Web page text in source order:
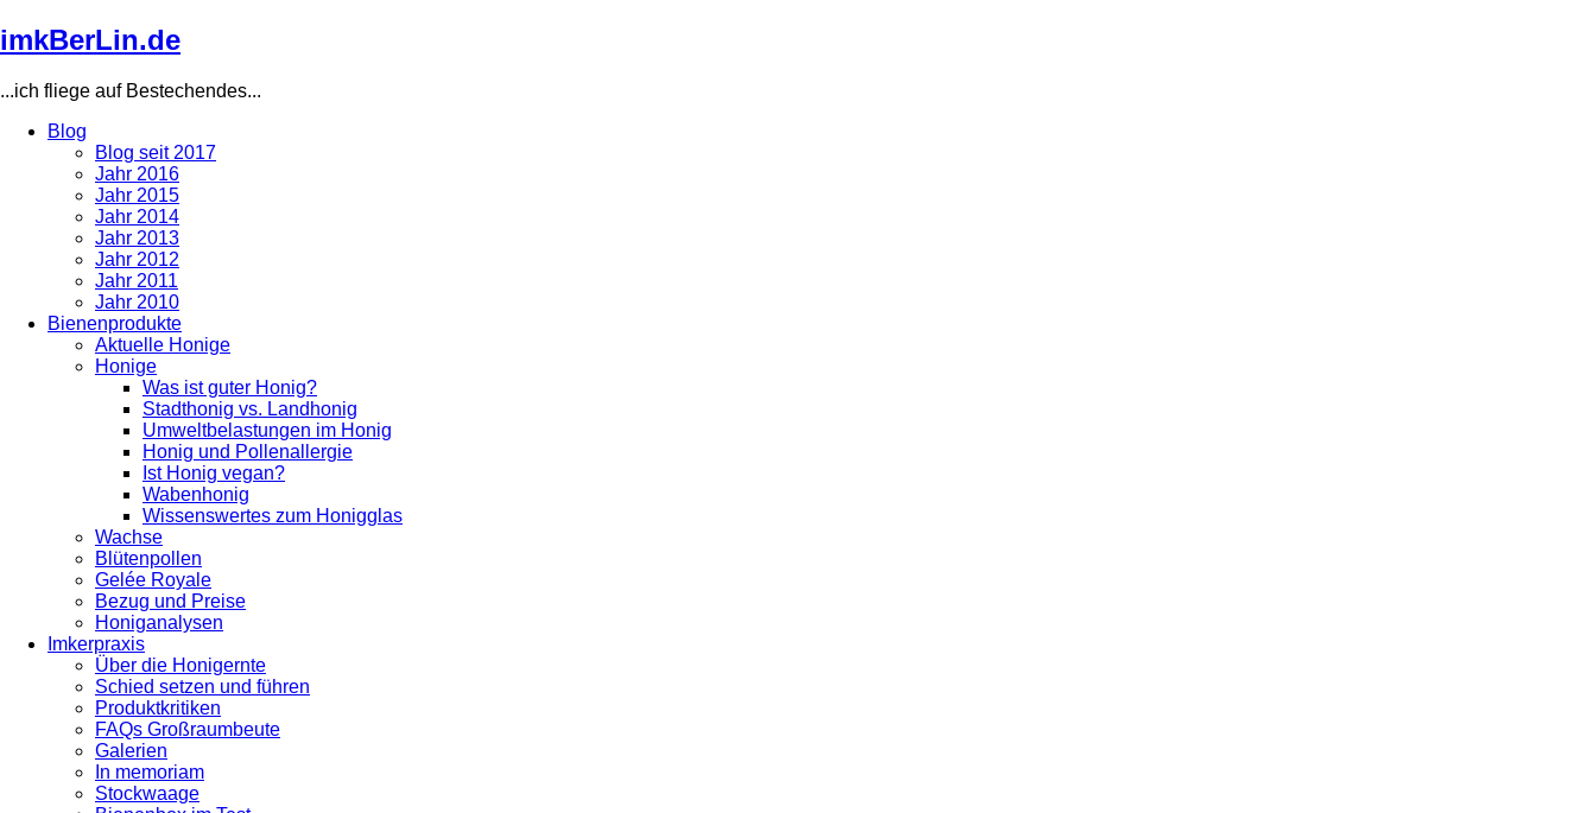
Direkt
zum
imkBerLin.de
...ich fliege auf Bestechendes...
navigation
Blog
Blog seit 2017
Jahr 2016
Jahr 2015
Jahr 2014
Jahr 2013
Jahr 2012
Jahr 2011
Jahr 2010
Bienenprodukte
Aktuelle Honige
Honige
Was ist guter Honig?
Stadthonig vs. Landhonig
Umweltbelastungen im Honig
Honig und Pollenallergie
Ist Honig vegan?
Wabenhonig
Wissenswertes zum Honigglas
Wachse
Blütenpollen
Gelée Royale
Bezug und Preise
Honiganalysen
Imkerpraxis
Über die Honigernte
Schied setzen und führen
Produktkritiken
FAQs Großraumbeute
Galerien
In memoriam
Stockwaage